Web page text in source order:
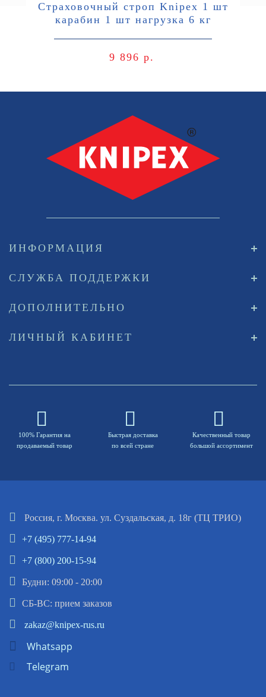
Страховочный строп Knipex 1 шт
карабин 1 шт нагрузка 6 кг
9 896 р.
ИНФОРМАЦИЯ
СЛУЖБА ПОДДЕРЖКИ
ДОПОЛНИТЕЛЬНО
ЛИЧНЫЙ КАБИНЕТ
100% Гарантия на
продаваемый товар
Быстрая доставка
по всей стране
Качественный товар
большой ассортимент
Россия, г. Москва. ул. Суздальская, д. 18г (ТЦ ТРИО)
+7 (495) 777-14-94
+7 (800) 200-15-94
Будни: 09:00 - 20:00
СБ-ВС: прием заказов
zakaz@knipex-rus.ru
Whatsapp
Telegram